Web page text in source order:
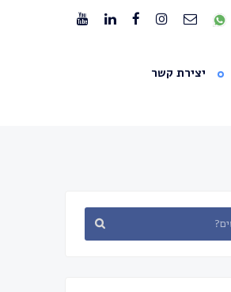
יצירת קשר